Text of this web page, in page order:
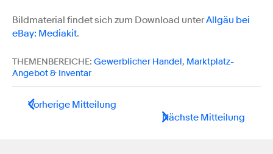
Bildmaterial findet sich zum Download unterAllgäu bei
eBay: Mediakit.
THEMENBEREICHE: Gewerblicher Handel, Marktplatz-
Angebot & Inventar
Vorherige Mitteilung
Nächste Mitteilung